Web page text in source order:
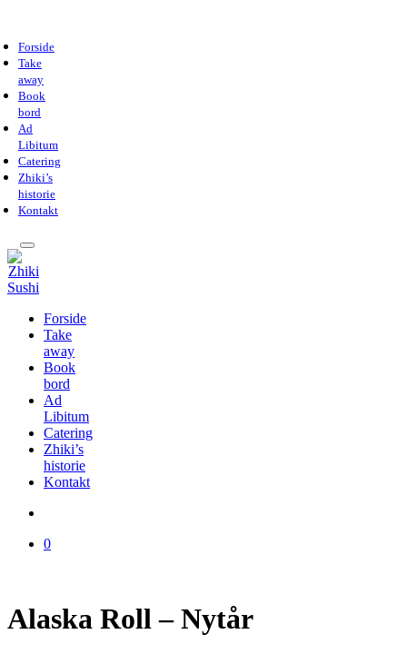
Forside
Take
away
Book
bord
Ad
Libitum
Catering
Zhiki’s
historie
Kontakt
Forside
Take
away
Book
bord
Ad
Libitum
Catering
Zhiki’s
historie
Kontakt
0
Alaska Roll – Nytår